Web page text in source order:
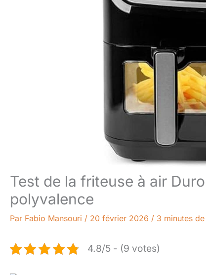
Test de la friteuse à air
polyvalence
Par Fabio Mansouri / 20 février 2026 / 3 minutes
4.8/5 - (9 votes)